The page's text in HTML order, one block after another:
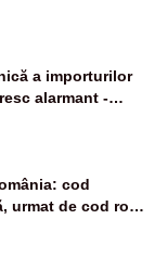
a importurilor
alarmant -
cod
urmat de cod roșu
urcă spre 40°C